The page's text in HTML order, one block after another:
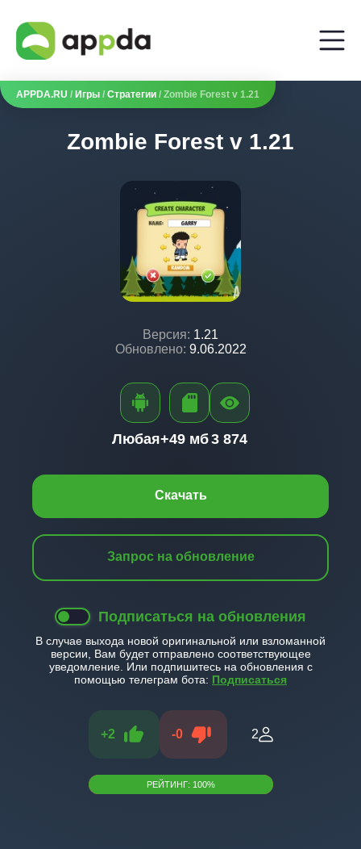
APPDA.RU / Игры / Стратегии / Zombie Forest v 1.21
Zombie Forest v 1.21
Версия: 1.21
Обновлено: 9.06.2022
Скачать
Запрос на обновление
Подписаться на обновления
В случае выхода новой оригинальной или взломанной
версии, Вам будет отправлено соответствующее
уведомление. Или подпишитесь на обновления с
помощью телеграм бота: Подписаться
+2 -0 2
РЕЙТИНГ: 100%
Любая+49 мб3 874